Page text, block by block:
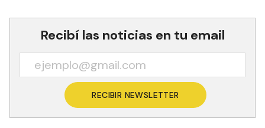
Recibí las noticias en tu email
RECIBIR NEWSLETTER